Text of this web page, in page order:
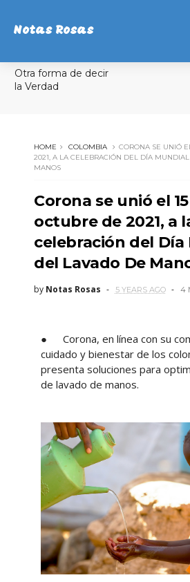
Notas Rosas
Otra forma de decir
la Verdad
HOME COLOMBIA
CORONA SE UNIÓ
2021, A LA CELEBRACIÓN DEL DÍA
MANOS
Corona se unió el
octubre de 2021, a
celebración del Día
del Lavado De
by Notas Rosas 5 YEARS AGO 4
●
Corona, en línea con su
cuidado y bienestar de los
presenta soluciones para
de lavado de manos.